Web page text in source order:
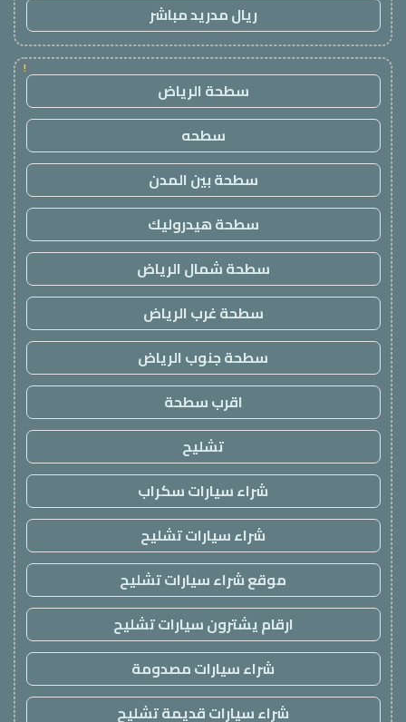
ريال مدريد مباشر
!
سطحة الرياض
سطحه
سطحة بين المدن
سطحة هيدروليك
سطحة شمال الرياض
سطحة غرب الرياض
سطحة جنوب الرياض
اقرب سطحة
تشليح
شراء سيارات سكراب
شراء سيارات تشليح
موقع شراء سيارات تشليح
ارقام يشترون سيارات تشليح
شراء سيارات مصدومة
شراء سيارات قديمة تشليح